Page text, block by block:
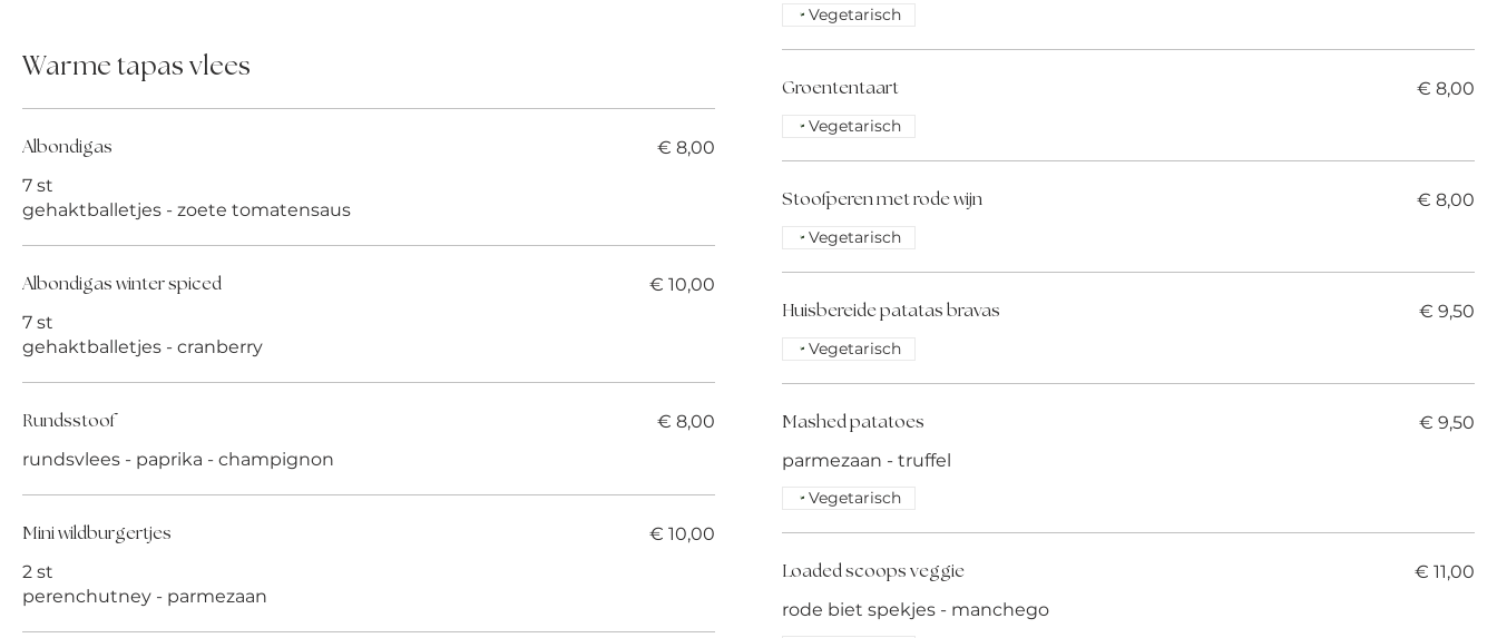
Warme tapas vlees
Albondigas
7 st
gehaktballetjes - zoete tomatensaus
€ 8,00
Albondigas winter spiced
7 st
gehaktballetjes - cranberry
€ 10,00
Rundsstoof
rundsvlees - paprika - champignon
€ 8,00
Mini wildburgertjes
2 st
perenchutney - parmezaan
€ 10,00
Vegetarisch
Groententaart € 8,00
Vegetarisch
Stoofperen met rode wijn € 8,00
Vegetarisch
Huisbereide patatas bravas € 9,50
Vegetarisch
Mashed patatoes
parmezaan - truffel
€ 9,50
Vegetarisch
Loaded scoops veggie
rode biet spekjes - manchego
€ 11,00